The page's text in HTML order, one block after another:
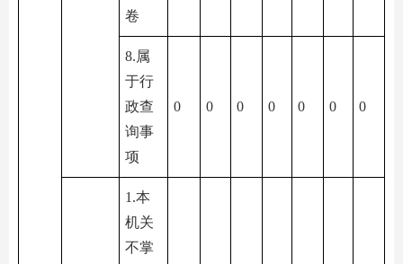
卷
8.属
于行
政查
询事
项
0 0 0 0 0 0 0
1.本
机关
不掌